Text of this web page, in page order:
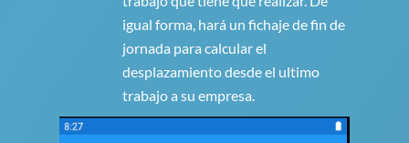
igual forma, hará un fichaje de fin de
jornada para calcular el
desplazamiento desde el ultimo
trabajo a su empresa.